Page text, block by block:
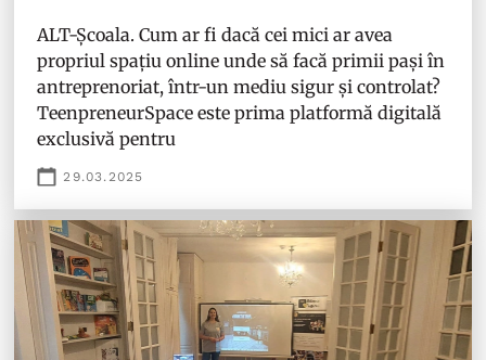
ALT-Școala. Cum ar fi dacă cei mici ar avea
propriul spațiu online unde să facă primii pași în
antreprenoriat, într-un mediu sigur și controlat?
TeenpreneurSpace este prima platformă digitală
exclusivă pentru
29.03.2025